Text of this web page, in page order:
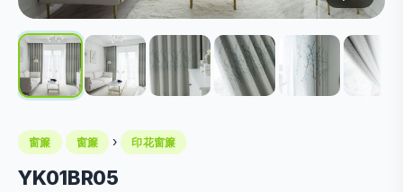
窗簾 窗簾 › 印花窗簾
YK01BR05